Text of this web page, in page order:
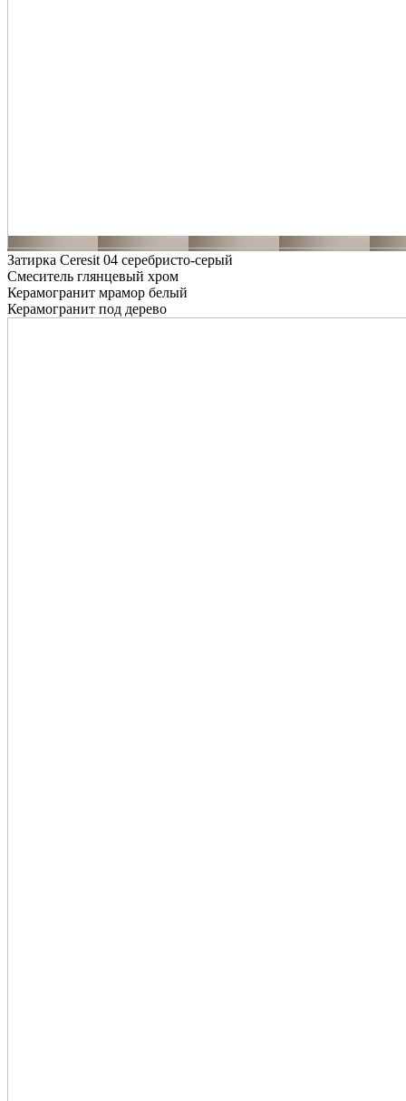
Затирка Ceresit 04 серебристо-серый
Смеситель глянцевый хром
Керамогранит мрамор белый
Керамогранит под дерево